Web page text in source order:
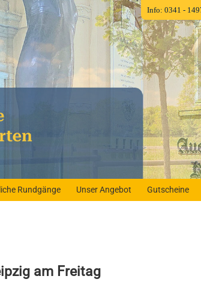
Rundgänge Unser Angebot Gutscheine
am Freitag
Info: 0341 -